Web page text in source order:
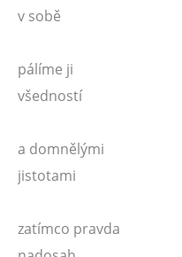
v sobě
pálíme ji
všedností
a domnělými
jistotami
zatímco pravda